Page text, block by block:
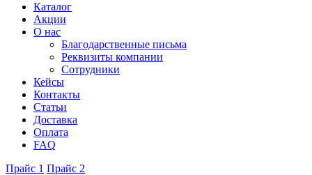
Каталог
Акции
О нас
Благодарственные письма
Реквизиты компании
Сотрудники
Кейсы
Контакты
Статьи
Доставка
Оплата
FAQ
Прайс 1 Прайс 2